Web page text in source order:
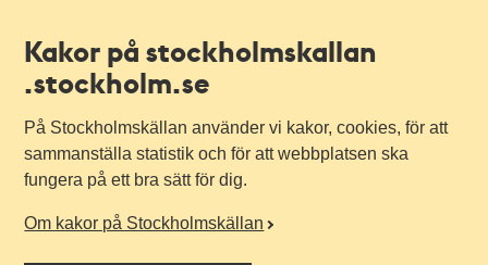
Kakor på stockholmskallan
.stockholm.se
På Stockholmskällan använder vi kakor, cookies, för att
sammanställa statistik och för att webbplatsen ska
fungera på ett bra sätt för dig.
Om kakor på Stockholmskällan